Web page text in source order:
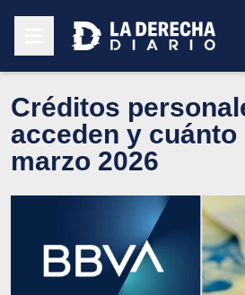
Créditos
acceden y cuánto
marzo 2026